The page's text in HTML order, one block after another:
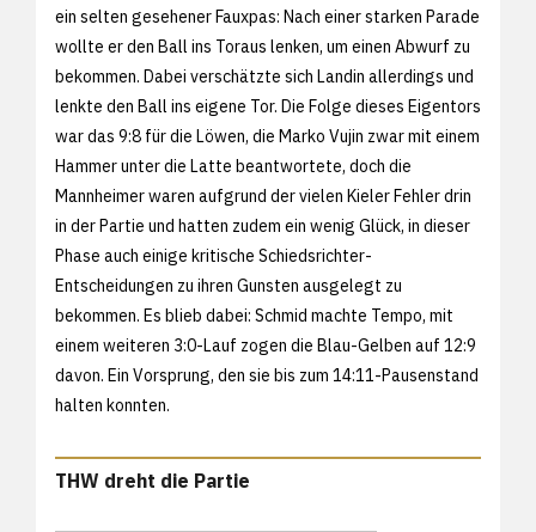
ein selten gesehener Fauxpas: Nach einer starken Parade
wollte er den Ball ins Toraus lenken, um einen Abwurf zu
bekommen. Dabei verschätzte sich Landin allerdings und
lenkte den Ball ins eigene Tor. Die Folge dieses Eigentors
war das 9:8 für die Löwen, die Marko Vujin zwar mit einem
Hammer unter die Latte beantwortete, doch die
Mannheimer waren aufgrund der vielen Kieler Fehler drin
in der Partie und hatten zudem ein wenig Glück, in dieser
Phase auch einige kritische Schiedsrichter-
Entscheidungen zu ihren Gunsten ausgelegt zu
bekommen. Es blieb dabei: Schmid machte Tempo, mit
einem weiteren 3:0-Lauf zogen die Blau-Gelben auf 12:9
davon. Ein Vorsprung, den sie bis zum 14:11-Pausenstand
halten konnten.
THW dreht die Partie